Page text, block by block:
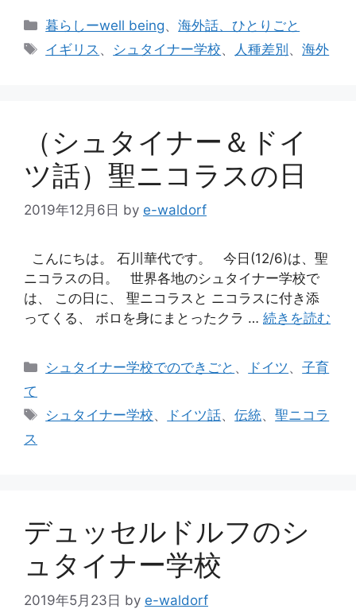
カ
テ
ゴ
暮らしーwell being、海外話、ひとりごと
タ
イギリス 、 シュタイナー学校、 人種差別、海外
（シュタイナー＆ドイ
ツ話）聖ニコラスの日
2019年12月6日 by e-waldorf
こんにちは。 石川華代です。 今日(12/6)は、聖
ニコラスの日。 世界各地のシュタイナー学校で
は、 この日に、 聖ニコラスと ニコラスに付き添
ってくる、 ボロを身にまとったクラ … 続きを読む
カ
リ
シュタイナー学校でのできごと 、 ドイツ 、子育
て
タ
シュタイナー学校、 ドイツ話、伝統、聖ニコラ
ス
デュッセルドルフのシ
ュタイナー学校
2019年5月23日 by e-waldorf